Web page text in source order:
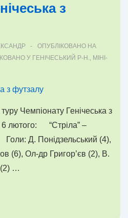
з
ОПУБЛІКОВАНО НА
У ГЕНІЧЕСЬКИЙ Р-Н., МІНІ-
Чемпіонату Генічеська з
6 лютого: “Стріла” –
Д. Понідзельський (4),
(6), Ол-др Григор’єв (2), В.
…